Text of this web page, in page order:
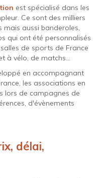
est spécialisé dans les
Ce sont des milliers
mais aussi banderoles,
qui ont été personnalisés
de sports de France
à vélo, de matchs...
en accompagnant
les associations en
lors de campagnes de
d'évènements
délai,